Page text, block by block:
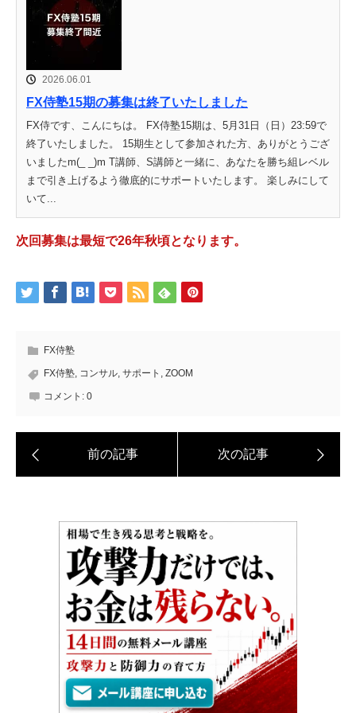
2026.06.01
FX侍塾15期の募集は終了いたしました
FX侍です、こんにちは。 FX侍塾15期は、5月31日（日）23:59で
終了いたしました。 15期生として参加された方、ありがとうござ
いましたm(_ _)m T講師、S講師と一緒に、あなたを勝ち組レベル
まで引き上げるよう徹底的にサポートいたします。 楽しみにして
いて...
次回募集は最短で26年秋頃となります。
FX侍塾
FX侍塾, コンサル, サポート , ZOOM
コメント: 0